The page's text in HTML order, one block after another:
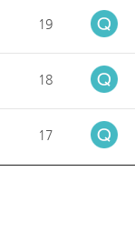
19
18
17